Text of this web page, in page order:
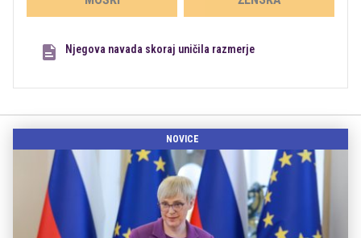
Njegova navada skoraj uničila razmerje
NOVICE